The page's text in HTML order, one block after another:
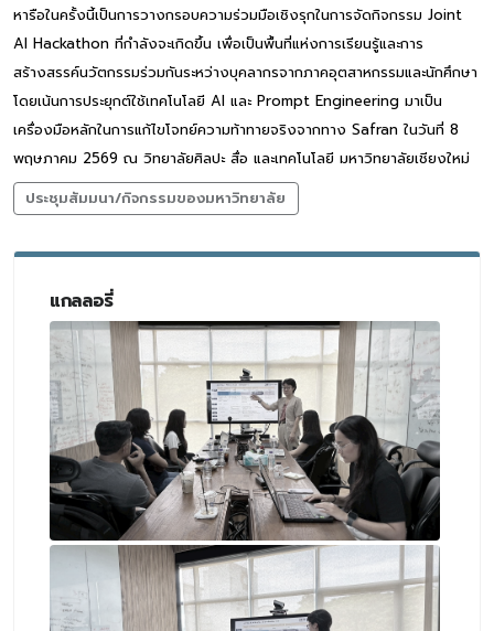
หารือในครั้งนี้เป็นการวางกรอบความร่วมมือเชิงรุกในการจัดกิจกรรม Joint
AI Hackathon ที่กำลังจะเกิดขึ้น เพื่อเป็นพื้นที่แห่งการเรียนรู้และการ
สร้างสรรค์นวัตกรรมร่วมกันระหว่างบุคลากรจากภาคอุตสาหกรรมและนักศึกษา
โดยเน้นการประยุกต์ใช้เทคโนโลยี AI และ Prompt Engineering มาเป็น
เครื่องมือหลักในการแก้ไขโจทย์ความท้าทายจริงจากทาง Safran ในวันที่ 8
พฤษภาคม 2569 ณ วิทยาลัยศิลปะ สื่อ และเทคโนโลยี มหาวิทยาลัยเชียงใหม่
ประชุมสัมมนา/กิจกรรมของมหาวิทยาลัย
แกลลอรี่